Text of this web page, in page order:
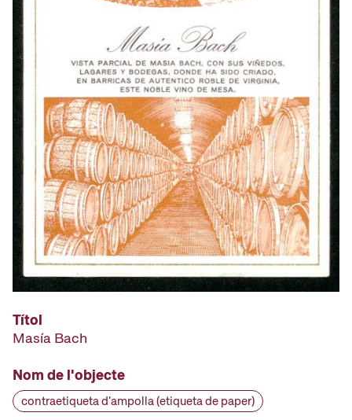
Títol
Masía Bach
Nom de l'objecte
contraetiqueta d'ampolla (etiqueta de paper)